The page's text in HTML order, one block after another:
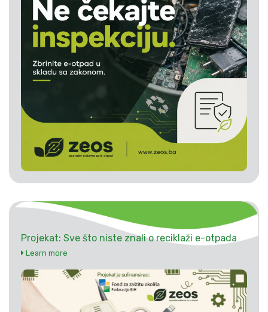
Projekat: Sve što niste znali o reciklaži e-otpada
Learn more